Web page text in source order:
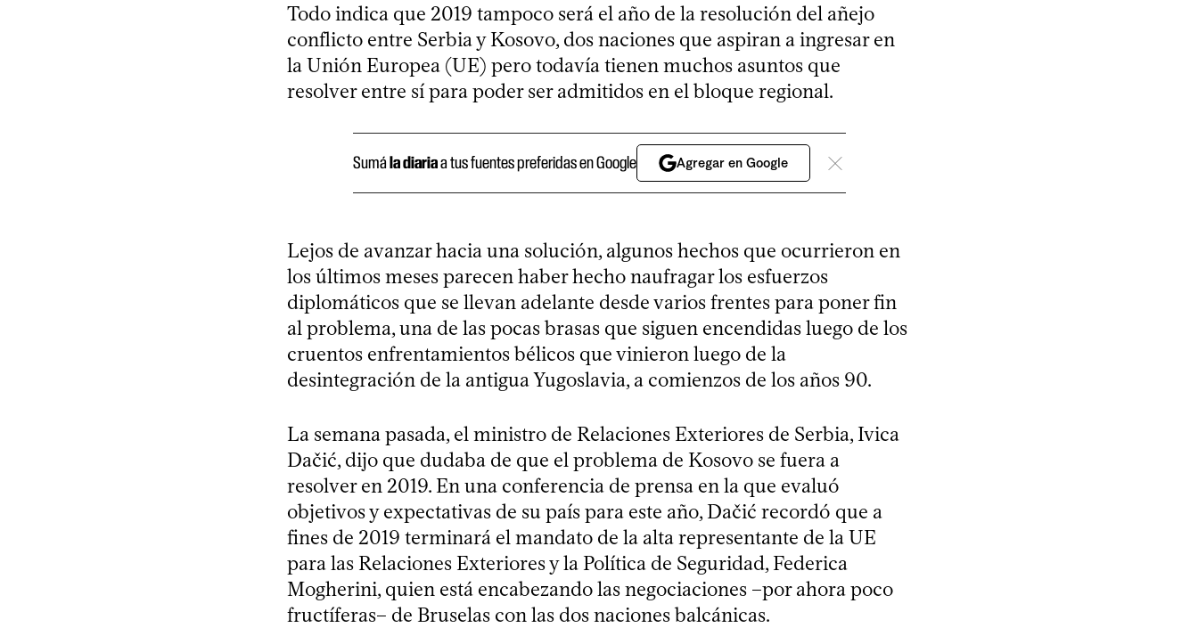
Todo indica que 2019 tampoco será el año de la resolución del añejo
conflicto entre Serbia y Kosovo, dos naciones que aspiran a ingresar en
la Unión Europea (UE) pero todavía tienen muchos asuntos que
resolver entre sí para poder ser admitidos en el bloque regional.
Sumála diariaa tus fuentes preferidas en Google Agregar en Google
Lejos de avanzar hacia una solución, algunos hechos que ocurrieron en
los últimos meses parecen haber hecho naufragar los esfuerzos
diplomáticos que se llevan adelante desde varios frentes para poner fin
al problema, una de las pocas brasas que siguen encendidas luego de los
cruentos enfrentamientos bélicos que vinieron luego de la
desintegración de la antigua Yugoslavia, a comienzos de los años 90.
La semana pasada, el ministro de Relaciones Exteriores de Serbia, Ivica
Dačić, dijo que dudaba de que el problema de Kosovo se fuera a
resolver en 2019. En una conferencia de prensa en la que evaluó
objetivos y expectativas de su país para este año, Dačić recordó que a
fines de 2019 terminará el mandato de la alta representante de la UE
para las Relaciones Exteriores y la Política de Seguridad, Federica
Mogherini, quien está encabezando las negociaciones –por ahora poco
fructíferas– de Bruselas con las dos naciones balcánicas.